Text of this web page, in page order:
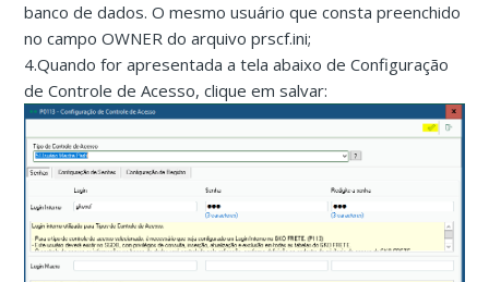
banco de dados. O mesmo usuário que consta preenchido
no campo OWNER do arquivo prscf.ini;
4.Quando for apresentada a tela abaixo de Configuração
de Controle de Acesso, clique em salvar: